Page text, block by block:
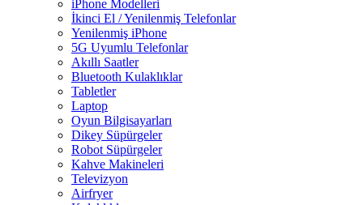
iPhone Modelleri
İkinci El / Yenilenmiş Telefonlar
Yenilenmiş iPhone
5G Uyumlu Telefonlar
Akıllı Saatler
Bluetooth Kulaklıklar
Tabletler
Laptop
Oyun Bilgisayarları
Dikey Süpürgeler
Robot Süpürgeler
Kahve Makineleri
Televizyon
Airfryer